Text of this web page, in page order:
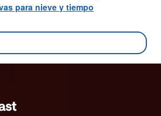
para nieve y tiempo